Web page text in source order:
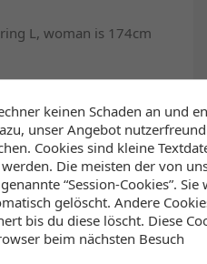
L, woman is 174cm
grown without
or fertilizers.
keeps the soil healthy,
keinen Schaden an und
unser Angebot
Cookies sind kleine
Die meisten der von
“Session-Cookies”. Sie
gelöscht. Andere
bis du diese löscht. Diese
beim nächsten Besuch